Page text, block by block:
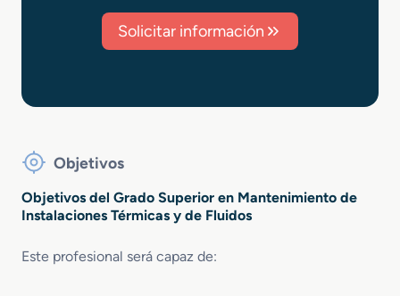
Solicitar información
Objetivos
Objetivos del Grado Superior en Mantenimiento de
Instalaciones Térmicas y de Fluidos
Este profesional será capaz de: